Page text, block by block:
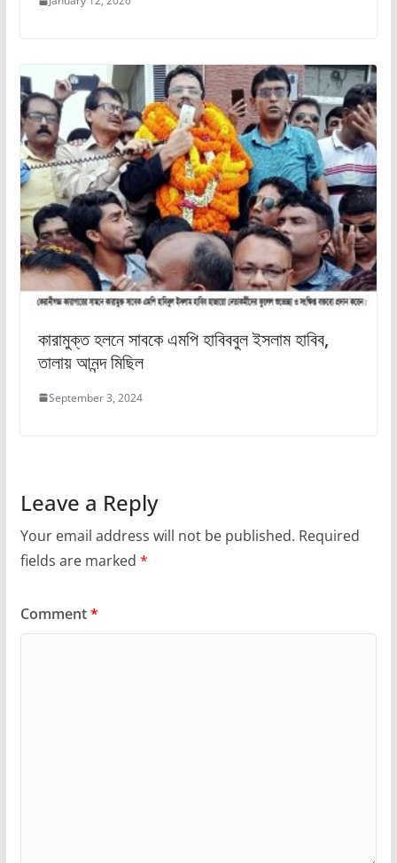
কারামুক্ত হলনে সাবকে এমপি হাবিববুল ইসলাম হাবিব,
তালায় আনন্দ মিছিল
September 3, 2024
Leave a Reply
Your email address will not be published. Required
fields are marked *
Comment*